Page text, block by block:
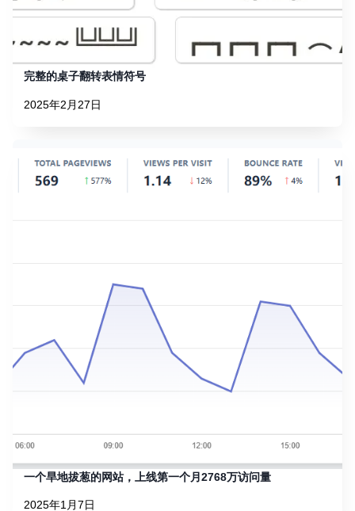
完整的桌子翻转表情符号
2025年2月27日
一个旱地拔葱的网站，上线第一个月2768万访问量
2025年1月7日